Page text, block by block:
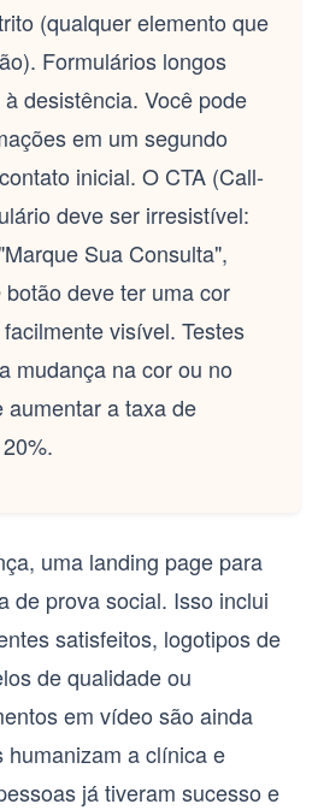
(qualquer elemento que
Formulários longos
desistência. Você pode
em um segundo
inicial. O CTA (Call-
deve ser irresistível:
Sua Consulta",
deve ter uma cor
visível. Testes
mudança na cor ou no
aumentar a taxa de
uma landing page para
de prova social. Isso inclui
satisfeitos, logotipos de
de qualidade ou
em vídeo são ainda
humanizam a clínica e
já tiveram sucesso e